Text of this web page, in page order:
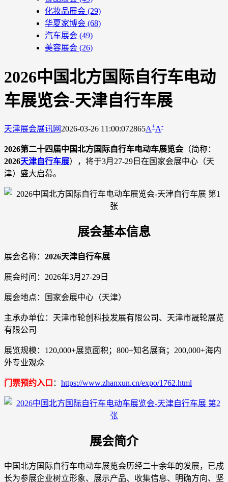
化妆品展会 (29)
华夏家博会 (68)
汽车展会 (49)
美容展会 (26)
​2026中国北方国际自行车电动
车展览会-天津自行车展
天津展会展讯网 2026-03-26 11:00:072865A+A-
2026第二十四届中国北方国际自行车电动车展览会 （简称：
2026天津自行车展），将于3月27-29日在国家会展中心（天
津）盛大启幕。
展会基本信息
展会名称： 2026天津自行车展
展会时间：2026年3月27-29日
展会地点：国家会展中心（天津）
主承办单位：天津市轮创科技发展有限公司、天津市晟轮展览
有限公司
展览规模：120,000+展览面积；800+知名展商；200,000+海内
外专业观众
门票预约入口 ： https://www.zhanxun.cn/expo/1762.html
展会简介
中国北方国际自行车电动车展览会历经二十余年的发展，已成
长为参展企业树立形象、展示产品、收集信息、明确方向、坚